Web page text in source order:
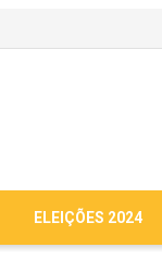
ELEIÇÕES 2024